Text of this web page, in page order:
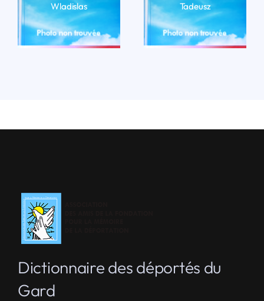
Wladislas
LIRE LA BIO
Tadeusz
LIRE LA BIO
Dictionnaire des déportés du
Gard